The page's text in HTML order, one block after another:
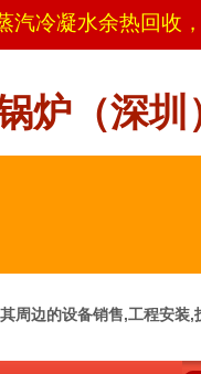
汽冷凝水余热回收
炉（深圳
周边的设备销售,工程安